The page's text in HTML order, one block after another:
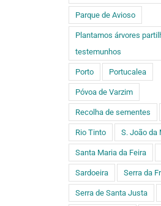
Parque de Avioso
Plantamos árvores
testemunhos
Porto Portucalea
Póvoa de Varzim
Recolha de sementes
Rio Tinto S. João da
Santa Maria da Feira
Sardoeira Serra da
Serra de Santa Justa